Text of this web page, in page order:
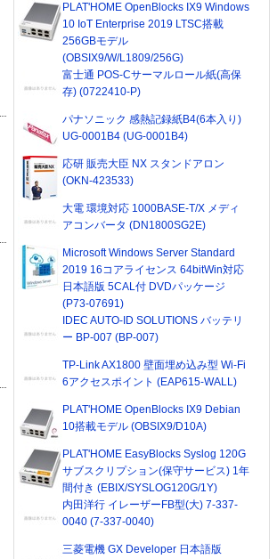
PLAT'HOME OpenBlocks IX9 Windows
10 IoT Enterprise 2019 LTSC搭載
256GBモデル
(OBSIX9/W/L1809/256G)
富士通 POS-Cサーマルロール紙(高保
存) (0722410-P)
パナソニック 感熱記録紙B4(6本入り)
UG-0001B4 (UG-0001B4)
応研 販売大臣 NX スタンドアロン
(OKN-423533)
大電 環境対応 1000BASE-T/X メディ
アコンバータ (DN1800SG2E)
Microsoft Windows Server Standard
2019 16コアライセンス 64bitWin対応
日本語版 5CAL付 DVDパッケージ
(P73-07691)
IDEC AUTO-ID SOLUTIONS バッテリ
ー BP-007 (BP-007)
TP-Link AX1800 壁面埋め込み型 Wi-Fi
6アクセスポイント (EAP615-WALL)
PLAT'HOME OpenBlocks IX9 Debian
10搭載モデル (OBSIX9/D10A)
PLAT'HOME EasyBlocks Syslog 120G
サブスクリプション(保守サービス) 1年
間付き (EBIX/SYSLOG120G/1Y)
内田洋行 イレーザーFB型(大) 7-337-
0040 (7-337-0040)
三菱電機 GX Developer 日本語版